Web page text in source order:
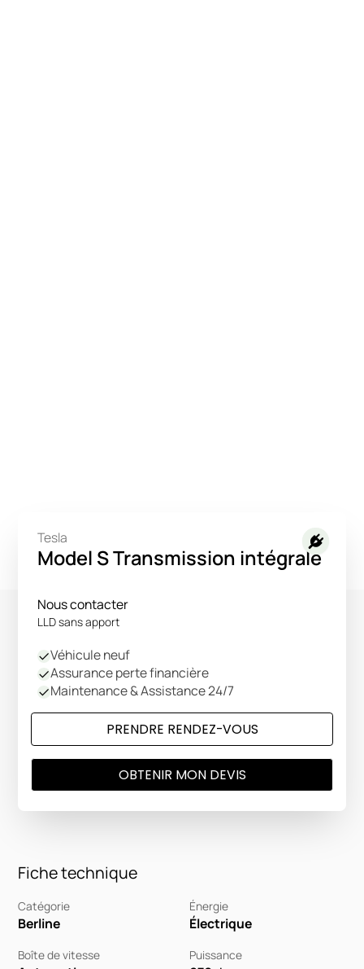
Fiche technique
Catégorie
Berline
Énergie
Électrique
Boîte de vitesse Puissance
Tesla
Model S Transmission intégrale
Nous contacter
LLD sans apport
Véhicule neuf
Assurance perte financière
Maintenance & Assistance 24/7
PRENDRE RENDEZ-VOUS
OBTENIR MON DEVIS